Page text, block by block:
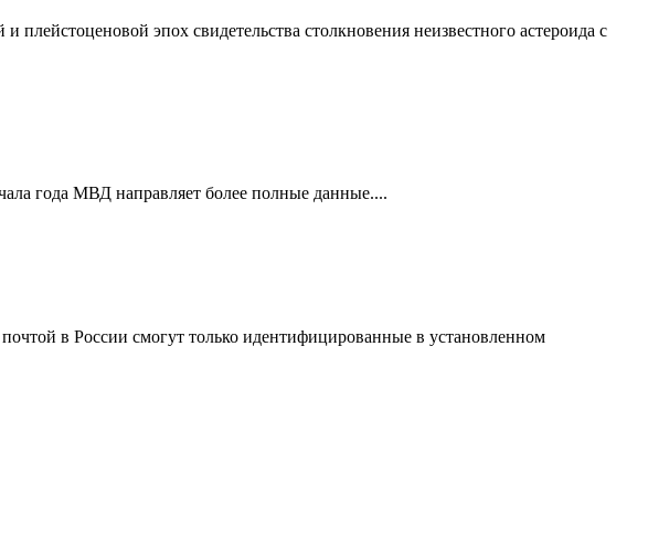
эпох свидетельства столкновения неизвестного астероида с
года МВД направляет более полные данные....
в России смогут только идентифицированные в установленном